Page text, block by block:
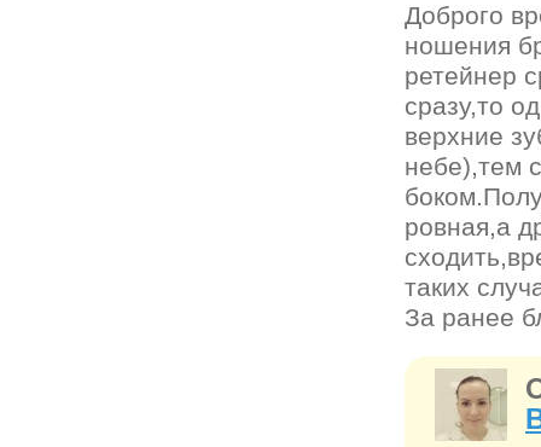
Доброго
ношения
ретейнер
сразу,то
верхние
небе),тем
ровная,а
таких
За ранее